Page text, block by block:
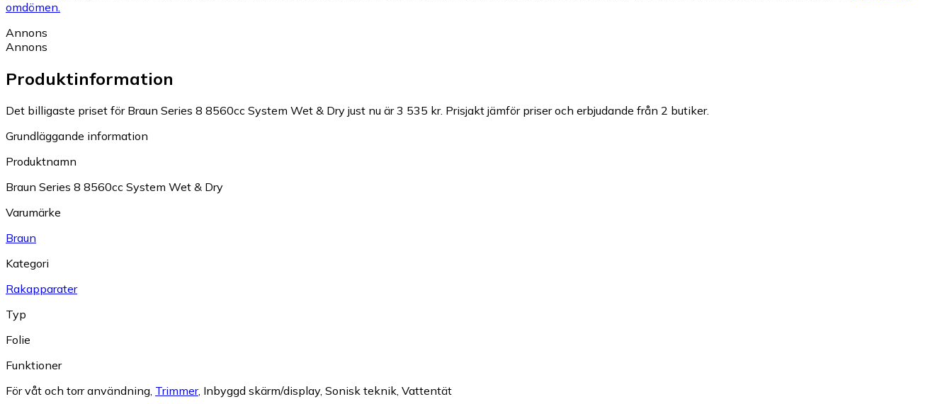
omdömen.
Annons
Annons
Produktinformation
Det billigaste priset för Braun Series 8 8560cc System Wet & Dry just nu är 3 535 kr. Prisjakt jämför priser och erbjudande från 2 butiker.
Grundläggande information
Produktnamn
Braun Series 8 8560cc System Wet & Dry
Varumärke
Braun
Kategori
Rakapparater
Typ
Folie
Funktioner
För våt och torr användning Trimmer, Inbyggd skärm/display, Sonisk teknik Vattentät